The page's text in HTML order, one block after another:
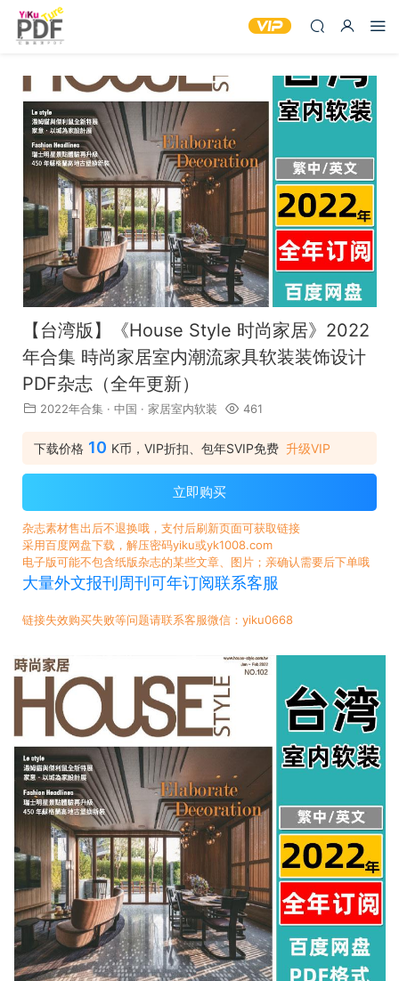
【台湾版】《House Style 时尚家居》2022
年合集 時尚家居室内潮流家具软装装饰设计
PDF杂志（全年更新）
2022年合集 · 中国 · 家居室内软装 461
下载价格 10 K币，VIP折扣、包年SVIP免费 升级VIP
立即购买
杂志素材售出后不退换哦，支付后刷新页面可获取链接
采用百度网盘下载，解压密码yiku或yk1008.com
电子版可能不包含纸版杂志的某些文章、图片；亲确认需要后下单哦
大量外文报刊周刊可年订阅联系客服
链接失效购买失败等问题请联系客服微信：yiku0668